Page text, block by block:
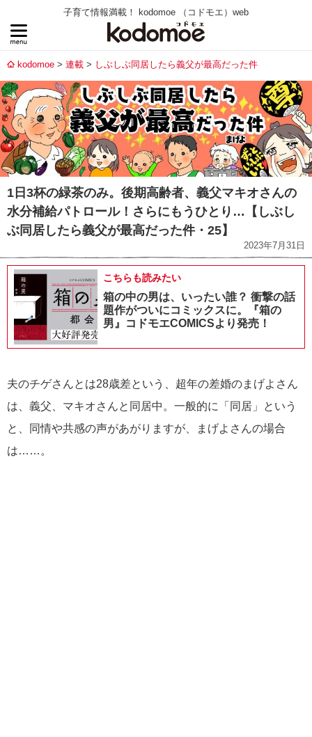
子育て情報満載！ kodomoe （コドモエ）web
kodomoe 連載 しぶしぶ同居したら義父が最高だった件
1日3杯の緑茶のみ。後期高齢者、義父マキオさんの
水分補給パトロール！さらにもうひとり…【しぶし
ぶ同居したら義父が最高だった件・25】
2023年7月31日
こちらも読みたい
箱の中の男は、いったい誰？ 衝撃の話
題作がついにコミックスに。『箱の
男』コドモエCOMICSより発売！
夫のチゲさんとは28歳差という、超年の差婚のまげよさん
は、義父、マキオさんと同居中。一般的に「同居」という
と、同情や共感の声があがりますが、まげよさんの場合
は……。